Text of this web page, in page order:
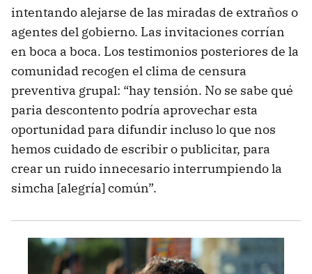
intentando alejarse de las miradas de extraños o
agentes del gobierno. Las invitaciones corrían
en boca a boca. Los testimonios posteriores de la
comunidad recogen el clima de censura
preventiva grupal: “hay tensión. No se sabe qué
paria descontento podría aprovechar esta
oportunidad para difundir incluso lo que nos
hemos cuidado de escribir o publicitar, para
crear un ruido innecesario interrumpiendo la
simcha [alegría] común”.